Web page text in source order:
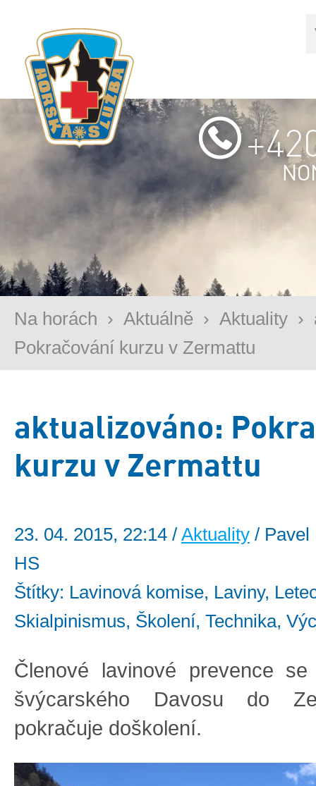
Na horách › Aktuálně › Aktuality ›
Pokračování kurzu v Zermattu
aktualizováno:
kurzu v Zermattu
23. 04. 2015, 22:14 / Aktuality / Pavel
HS
Štítky: Lavinová komise, Laviny,
Skialpinismus, Školení, Technika,
Členové lavinové prevence
švýcarského Davosu do
pokračuje doškolení.